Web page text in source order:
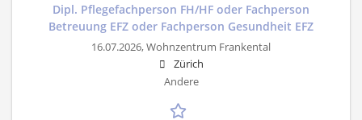
Dipl. Pflegefachperson FH/HF oder Fachperson
Betreuung EFZ oder Fachperson Gesundheit EFZ
16.07.2026,Wohnzentrum Frankental
Zürich
Andere